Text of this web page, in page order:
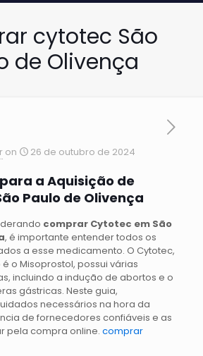
cytotec São
de Olivença
on 26 de outubro de 2024
a Aquisição de
Paulo de Olivença
comprar Cytotec em São
, é importante entender todos os
a esse medicamento. O Cytotec,
o Misoprostol, possui várias
incluindo a indução de abortos e o
gástricas. Neste guia,
necessários na hora da
de fornecedores confiáveis e as
pela compra online. comprar